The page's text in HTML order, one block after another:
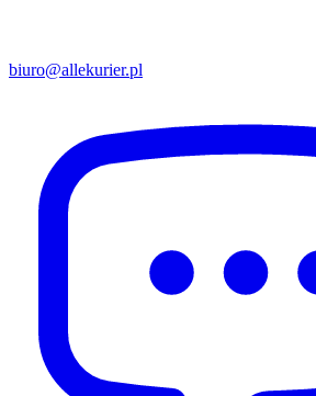
biuro@allekurier.pl